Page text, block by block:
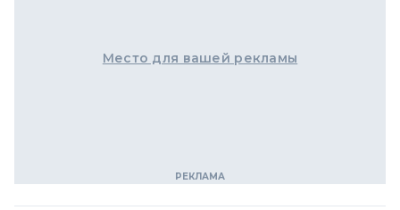
Место для вашей рекламы